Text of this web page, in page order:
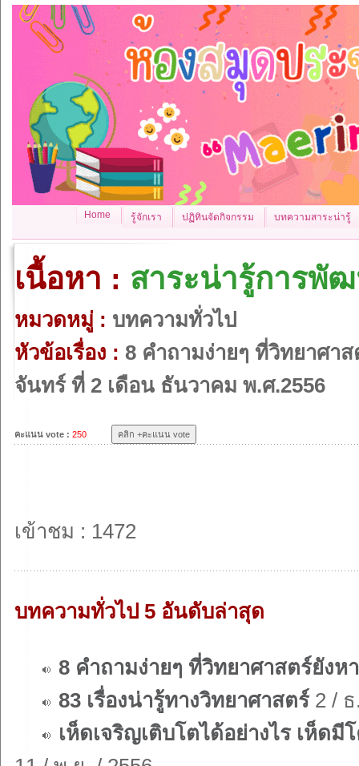
Home รู้จักเรา ปฏิทินจัดกิจกรรม บทความสาระน่ารู้
เนื้อหา : สาระน่ารู้การพั
หมวดหมู่ : บทความทั่วไป
หัวข้อเรื่อง : 8 คำถามง่ายๆ ที่วิทยาศา
จันทร์ ที่ 2 เดือน ธันวาคม พ.ศ.2556
คะแนน vote : 250
เข้าชม : 1472
บทความทั่วไป 5 อันดับล่าสุด
8 คำถามง่ายๆ ที่วิทยาศาสตร์ยังห
83 เรื่องน่ารู้ทางวิทยาศาสตร์ 2 /
เห็ดเจริญเติบโตได้อย่างไร เห็ดมี